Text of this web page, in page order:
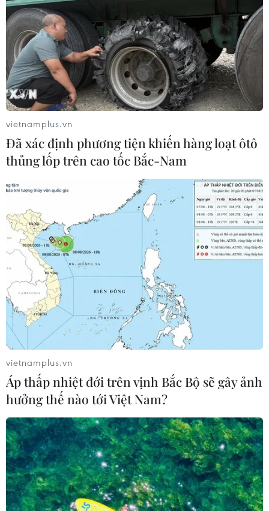
vietnamplus.vn
Đã xác định phương tiện khiến hàng loạt ôtô
thủng lốp trên cao tốc Bắc-Nam
vietnamplus.vn
Áp thấp nhiệt đới trên vịnh Bắc Bộ sẽ gây ảnh
hưởng thế nào tới Việt Nam?